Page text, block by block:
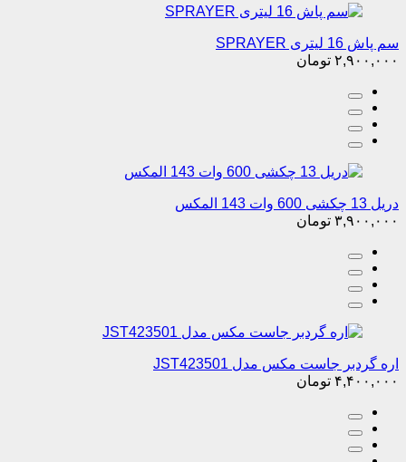
سم پاش 16 لیتری SPRAYER
۲,۹۰۰,۰۰۰ تومان
دریل 13 چکشی 600 وات 143 المکس
۳,۹۰۰,۰۰۰ تومان
اره گردبر جاست مکس مدل JST423501
۴,۴۰۰,۰۰۰ تومان